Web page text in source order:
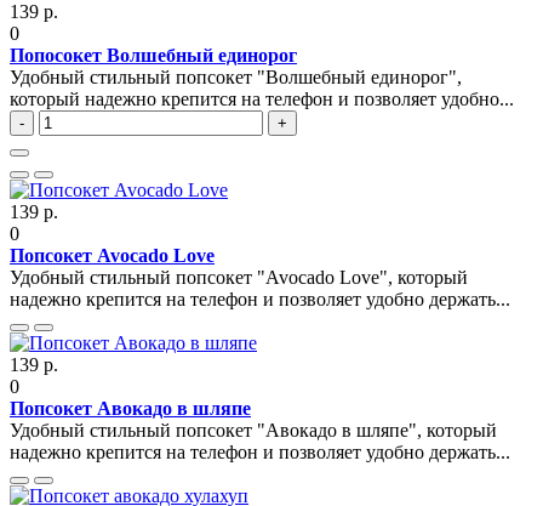
139 р.
0
Попосокет Волшебный единорог
Удобный стильный попсокет "Волшебный единорог",
который надежно крепится на телефон и позволяет удобно...
- +
139 р.
0
Попсокет Avocado Love
Удобный стильный попсокет "Avocado Love", который
надежно крепится на телефон и позволяет удобно держать...
139 р.
0
Попсокет Авокадо в шляпе
Удобный стильный попсокет "Авокадо в шляпе", который
надежно крепится на телефон и позволяет удобно держать...